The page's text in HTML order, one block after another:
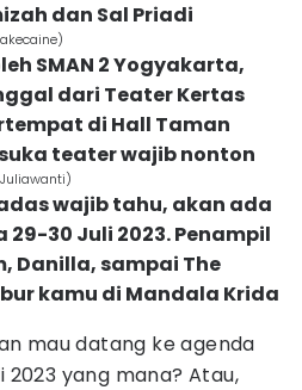
dan Sal Priadi
SMAN 2 Yogyakarta,
dari Teater Kertas
di Hall Taman
teater wajib nonton
wajib tahu, akan ada
30 Juli 2023. Penampil
Danilla, sampai The
kamu di Mandala Krida
mau datang ke agenda
yang mana? Atau,